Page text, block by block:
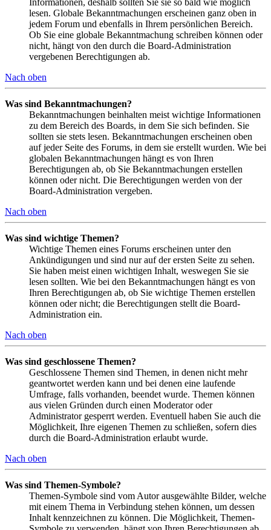
lesen. Globale Bekanntmachungen erscheinen ganz oben in
jedem Forum und ebenfalls in Ihrem persönlichen Bereich.
Ob Sie eine globale Bekanntmachung schreiben können oder
nicht, hängt von den durch die Board-Administration
vergebenen Berechtigungen ab.
Nach oben
Was sind Bekanntmachungen?
Bekanntmachungen beinhalten meist wichtige Informationen
zu dem Bereich des Boards, in dem Sie sich befinden. Sie
sollten sie stets lesen. Bekanntmachungen erscheinen oben
auf jeder Seite des Forums, in dem sie erstellt wurden. Wie bei
globalen Bekanntmachungen hängt es von Ihren
Berechtigungen ab, ob Sie Bekanntmachungen erstellen
können oder nicht. Die Berechtigungen werden von der
Board-Administration vergeben.
Nach oben
Was sind wichtige Themen?
Wichtige Themen eines Forums erscheinen unter den
Ankündigungen und sind nur auf der ersten Seite zu sehen.
Sie haben meist einen wichtigen Inhalt, weswegen Sie sie
lesen sollten. Wie bei den Bekanntmachungen hängt es von
Ihren Berechtigungen ab, ob Sie wichtige Themen erstellen
können oder nicht; die Berechtigungen stellt die Board-
Administration ein.
Nach oben
Was sind geschlossene Themen?
Geschlossene Themen sind Themen, in denen nicht mehr
geantwortet werden kann und bei denen eine laufende
Umfrage, falls vorhanden, beendet wurde. Themen können
aus vielen Gründen durch einen Moderator oder
Administrator gesperrt werden. Eventuell haben Sie auch die
Möglichkeit, Ihre eigenen Themen zu schließen, sofern dies
durch die Board-Administration erlaubt wurde.
Nach oben
Was sind Themen-Symbole?
Themen-Symbole sind vom Autor ausgewählte Bilder, welche
mit einem Thema in Verbindung stehen können, um dessen
Inhalt kennzeichnen zu können. Die Möglichkeit, Themen-